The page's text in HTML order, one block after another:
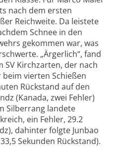
nach dem ersten
Reichweite. Da leistete
Schnee in den
gekommen war, was
„Ärgerlich“, fand
SV Kirchzarten, der nach
vierten Schießen
Rückstand auf den
(Kanada, zwei Fehler)
Silberrang landete
ein Fehler, 29.2
dahinter folgte Junbao
Sekunden Rückstand).